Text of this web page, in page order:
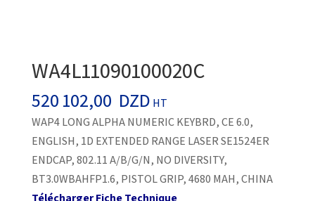
WA4L11090100020C
520 102,00 DZD HT
WAP4 LONG ALPHA NUMERIC KEYBRD, CE 6.0,
ENGLISH, 1D EXTENDED RANGE LASER SE1524ER
ENDCAP, 802.11 A/B/G/N, NO DIVERSITY,
BT3.0WBAHFP1.6, PISTOL GRIP, 4680 MAH, CHINA
Télécharger Fiche Technique